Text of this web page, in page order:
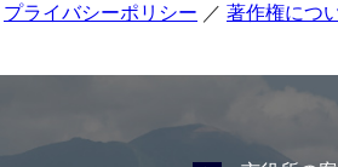
プライバシーポリシー 著作権につ